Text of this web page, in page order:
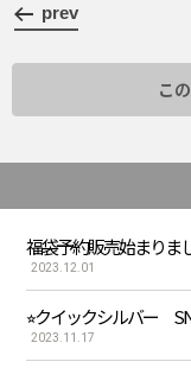
prev
こ
福袋予約販売始まりま
2023.12.01
⭐︎クイックシルバー
2023.11.17